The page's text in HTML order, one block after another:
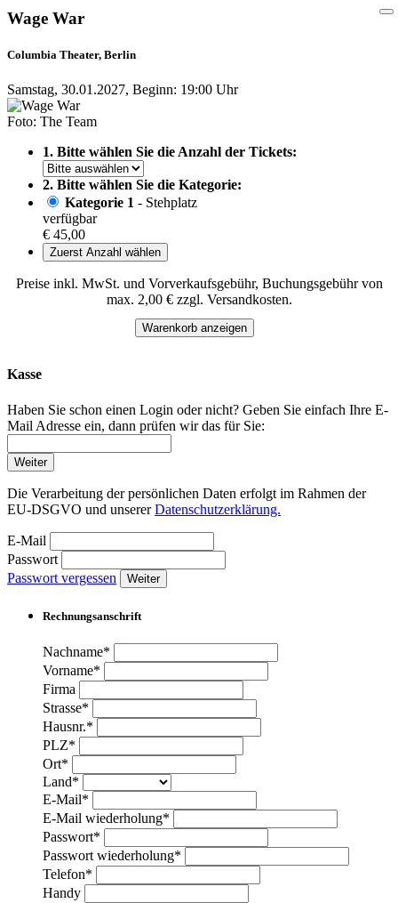
Wage War
Columbia Theater, Berlin
Samstag, 30.01.2027, Beginn: 19:00 Uhr
Foto: The Team
1. Bitte wählen Sie die Anzahl der Tickets:
2. Bitte wählen Sie die Kategorie:
Kategorie 1 - Stehplatz
verfügbar
€ 45,00
Zuerst Anzahl wählen
Preise inkl. MwSt. und Vorverkaufsgebühr, Buchungsgebühr von
max. 2,00 € zzgl. Versandkosten.
Warenkorb anzeigen
Kasse
Haben Sie schon einen Login oder nicht? Geben Sie einfach Ihre E-
Mail Adresse ein, dann prüfen wir das für Sie:
Weiter
Die Verarbeitung der persönlichen Daten erfolgt im Rahmen der
EU-DSGVO und unsererDatenschutzerklärung.
E-Mail
Passwort
Passwort vergessen
Weiter
Rechnungsanschrift
Nachname*
Vorname*
Firma
Strasse*
Hausnr.*
PLZ*
Ort*
Land*
E-Mail*
E-Mail wiederholung*
Passwort*
Passwort wiederholung*
Telefon*
Handy